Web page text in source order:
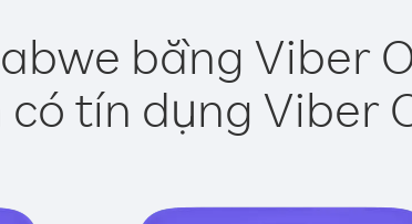
bằng Viber
có tín dụng Viber